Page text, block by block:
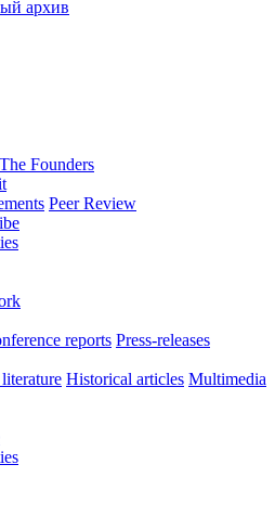
архив
The Founders
Peer Review
reports Press-releases
Historical articles Multimedia